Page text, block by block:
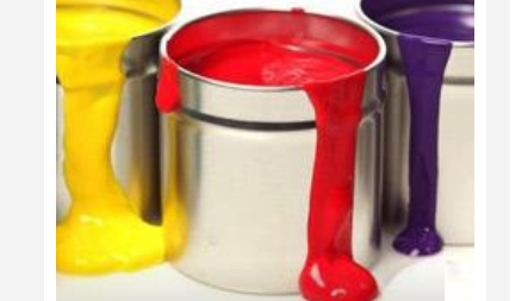
نکات و ترفندها